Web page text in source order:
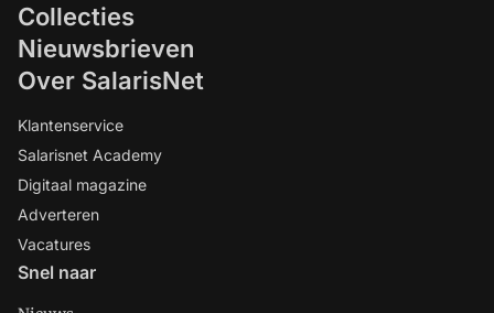
Collecties
Nieuwsbrieven
Over SalarisNet
Klantenservice
Salarisnet Academy
Digitaal magazine
Adverteren
Vacatures
Snel naar